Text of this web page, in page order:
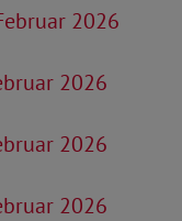
2026
2026
2026
2026